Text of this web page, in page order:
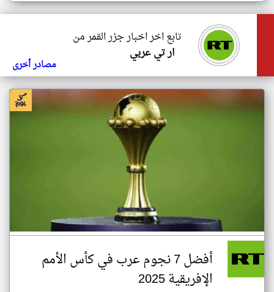
تابع اخر اخبار جزر القمر من
ار تي عربي
مصادر أخرى
أفضل 7 نجوم عرب في كأس الأمم
الإفريقية 2025